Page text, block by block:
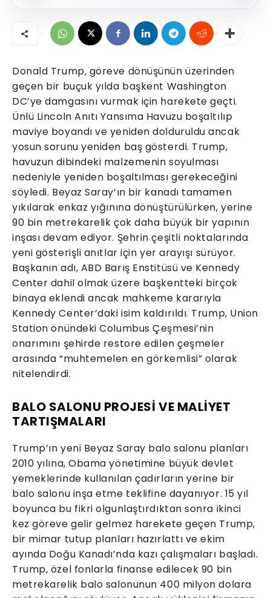
Donald Trump, göreve dönüşünün üzerinden
geçen bir buçuk yılda başkent Washington
DC’ye damgasını vurmak için harekete geçti.
Ünlü Lincoln Anıtı Yansıma Havuzu boşaltılıp
maviye boyandı ve yeniden dolduruldu ancak
yosun sorunu yeniden baş gösterdi. Trump,
havuzun dibindeki malzemenin soyulması
nedeniyle yeniden boşaltılması gerekeceğini
söyledi. Beyaz Saray’ın bir kanadı tamamen
yıkılarak enkaz yığınına dönüştürülürken, yerine
90 bin metrekarelik çok daha büyük bir yapının
inşası devam ediyor. Şehrin çeşitli noktalarında
yeni gösterişli anıtlar için yer arayışı sürüyor.
Başkanın adı, ABD Barış Enstitüsü ve Kennedy
Center dahil olmak üzere başkentteki birçok
binaya eklendi ancak mahkeme kararıyla
Kennedy Center’daki isim kaldırıldı. Trump, Union
Station önündeki Columbus Çeşmesi’nin
onarımını şehirde restore edilen çeşmeler
arasında “muhtemelen en görkemlisi” olarak
nitelendirdi.
BALO SALONU PROJESİ VE MALİYET
TARTIŞMALARI
Trump’ın yeni Beyaz Saray balo salonu planları
2010 yılına, Obama yönetimine büyük devlet
yemeklerinde kullanılan çadırların yerine bir
balo salonu inşa etme teklifine dayanıyor. 15 yıl
boyunca bu fikri olgunlaştırdıktan sonra ikinci
kez göreve gelir gelmez harekete geçen Trump,
bir mimar tutup planları hazırlattı ve ekim
ayında Doğu Kanadı’nda kazı çalışmaları başladı.
Trump, özel fonlarla finanse edilecek 90 bin
metrekarelik balo salonunun 400 milyon dolara